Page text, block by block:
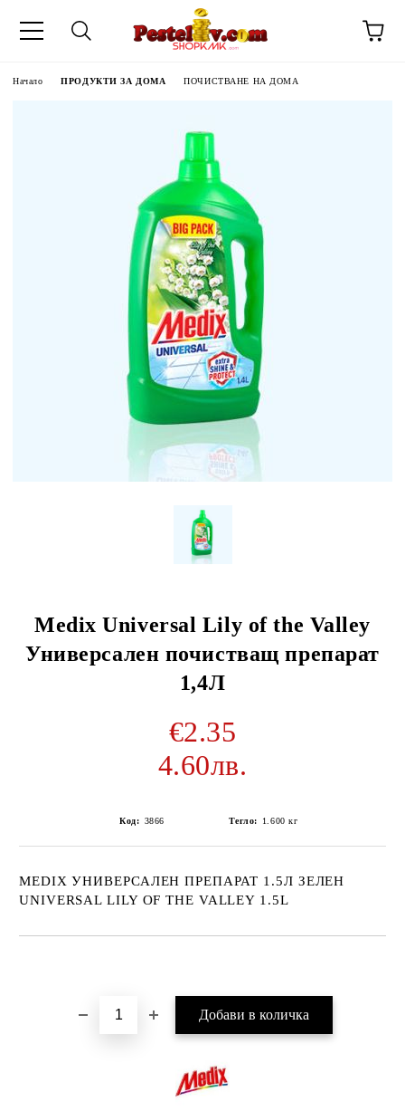
Начало ПРОДУКТИ ЗА ДОМА ПОЧИСТВАНЕ НА ДОМА
Medix Universal Lily of the Valley
Универсален почистващ препарат
1,4Л
€2.35
4.60лв.
Код: 3866 Тегло: 1.600 кг
MEDIX УНИВЕРСАЛЕН ПРЕПАРАТ 1.5Л ЗЕЛЕН
UNIVERSAL LILY OF THE VALLEY 1.5L